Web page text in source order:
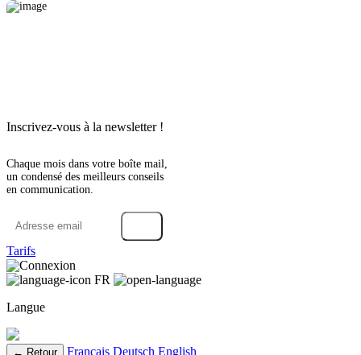
Inscrivez-vous à la newsletter !
Chaque mois dans votre boîte mail,
un condensé des meilleurs conseils
en communication.
Tarifs
Connexion
FR
Langue
← Retour Français Deutsch English